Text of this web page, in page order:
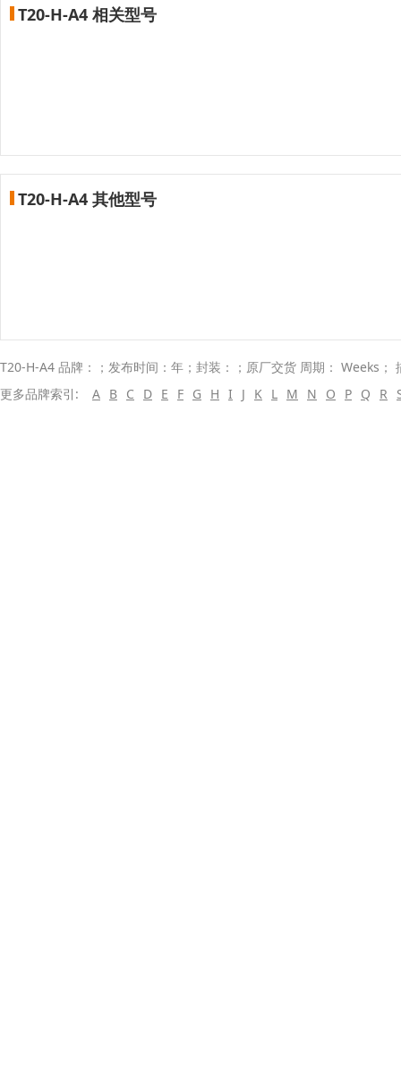
T20-H-A4 相关型号
T20-H-A4 其他型号
T20-H-A4 品牌：；发布时间：年；封装：；原厂交货 周期： Weeks；
更多品牌索引:
A B C D E F G H I J K L M N O P Q R